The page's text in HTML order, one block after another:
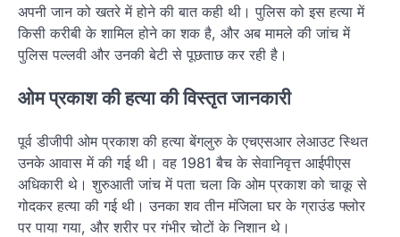
अपनी जान को खतरे में होने की बात कही थी। पुलिस को इस हत्या में
किसी करीबी के शामिल होने का शक है, और अब मामले की जांच में
पुलिस पल्लवी और उनकी बेटी से पूछताछ कर रही है।
ओम प्रकाश की हत्या की विस्तृत जानकारी
पूर्व डीजीपी ओम प्रकाश की हत्या बेंगलुरु के एचएसआर लेआउट स्थित
उनके आवास में की गई थी। वह 1981 बैच के सेवानिवृत्त आईपीएस
अधिकारी थे। शुरुआती जांच में पता चला कि ओम प्रकाश को चाकू से
गोदकर हत्या की गई थी। उनका शव तीन मंजिला घर के ग्राउंड फ्लोर
पर पाया गया, और शरीर पर गंभीर चोटों के निशान थे।